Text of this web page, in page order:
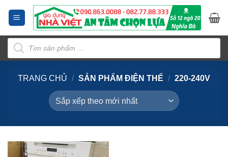
dung
Tìm
kiếm
sản
phẩm
TRANG CHỦ / SẢN PHẨM ĐIỆN THẾ / 220-240V